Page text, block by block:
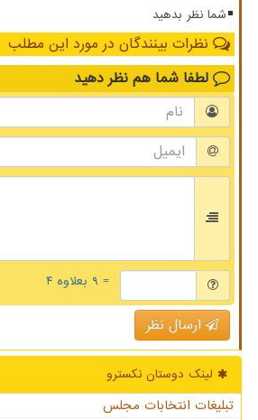
شما نظر بدهید
نظرات بینندگان در مورد این مطلب
لطفا شما هم نظر دهید
= ۹ بعلاوه ۴
ارسال نظر
لینک دوستان نكسترو
تبلیغات انتخابات مجلس